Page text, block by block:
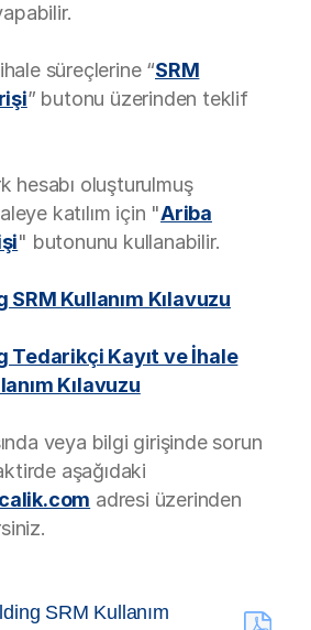
süreçlerine “SRM
” butonu üzerinden teklif
hesabı oluşturulmuş
katılım için "Ariba
" butonunu kullanabilir.
SRM Kullanım Kılavuzu
Tedarikçi Kayıt ve İhale
Kılavuzu
veya bilgi girişinde sorun
aşağıdaki
adresi üzerinden
SRM Kullanım